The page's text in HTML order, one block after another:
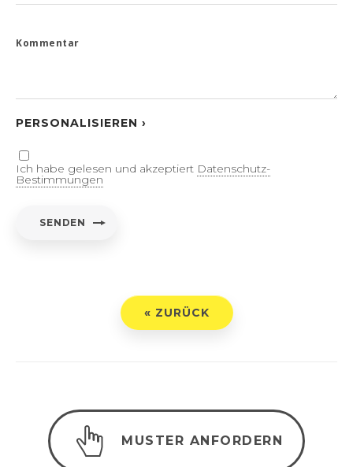
Kommentar
PERSONALISIEREN ›
Ich habe gelesen und akzeptiert Datenschutz-
Bestimmungen
SENDEN
« ZURÜCK
MUSTER ANFORDERN